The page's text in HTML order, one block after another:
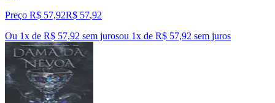
Preço R$ 57,92R$ 57,92
Ou 1x de R$ 57,92 sem jurosou 1x de R$ 57,92 sem juros